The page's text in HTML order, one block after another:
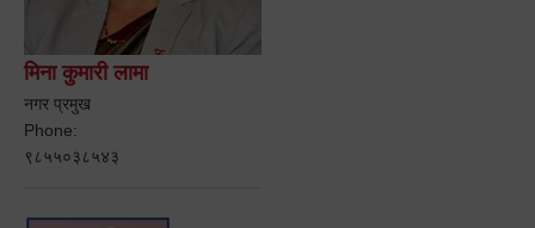
मिना कुमारी लामा
नगर प्रमुख
Phone:
९८५५०३८५४३